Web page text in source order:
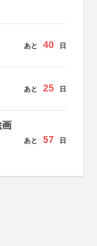
あと 40 日
あと 25 日
画
あと 57 日